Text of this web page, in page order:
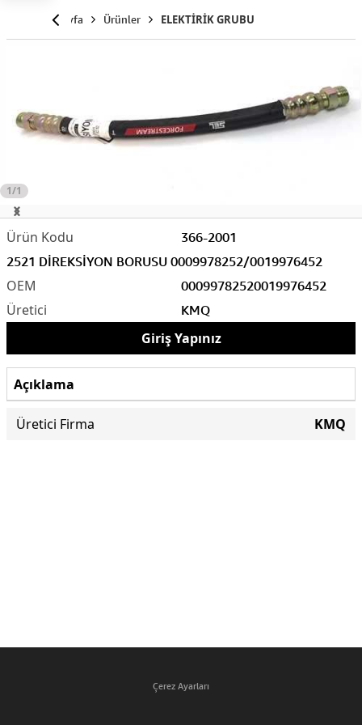
Anasayfa Ürünler ELEKTİRİK GRUBU
1/1
366-2001
00099782520019976452
2521 DİREKSİYON BORUSU 0009978252/0019976452
KMQ
Giriş Yapınız
Açıklama
Üretici Firma KMQ
Çerez Ayarları